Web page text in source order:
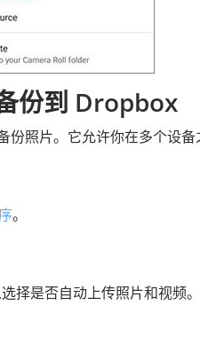
份到 Dropbox
照片。它允许你在多个设备
。
择是否自动上传照片和视频。